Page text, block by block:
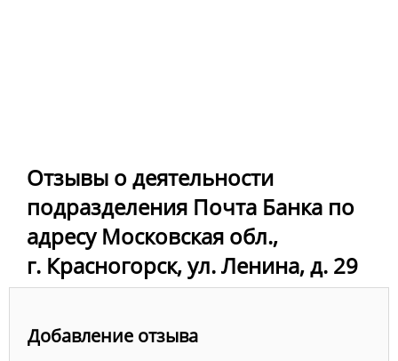
Отзывы о деятельности
подразделения Почта Банка по
адресу Московская обл.,
г. Красногорск, ул. Ленина, д. 29
Добавление отзыва